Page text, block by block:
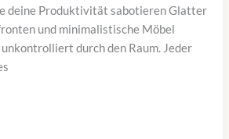
deine Produktivität sabotieren Glatter
und minimalistische Möbel
durch den Raum. Jeder